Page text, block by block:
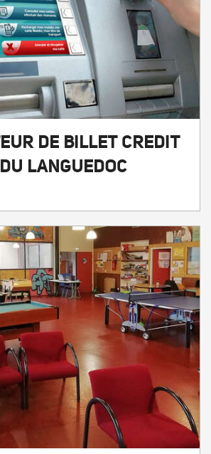
DE BILLET CREDIT
LANGUEDOC